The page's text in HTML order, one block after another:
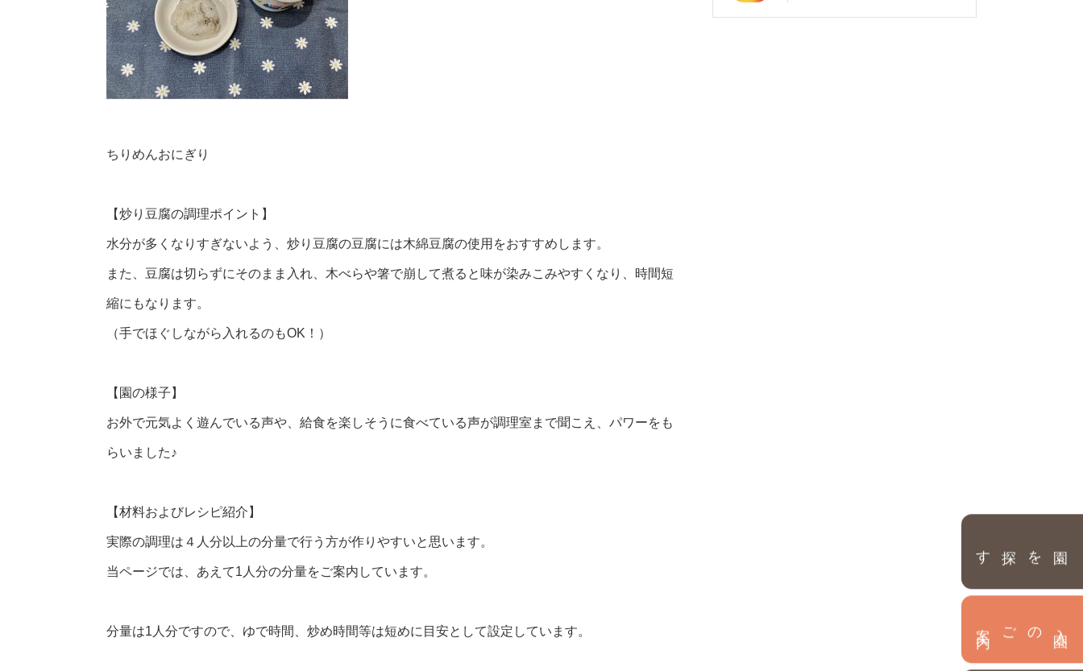
園を探す
ちりめんおにぎり
【炒り豆腐の調理ポイント】
水分が多くなりすぎないよう、炒り豆腐の豆腐には木綿豆腐の使用をおすすめします。
また、豆腐は切らずにそのまま入れ、木べらや箸で崩して煮ると味が染みこみやすくなり、時間短
縮にもなります。
（手でほぐしながら入れるのもOK！）
【園の様子】
お外で元気よく遊んでいる声や、給食を楽しそうに食べている声が調理室まで聞こえ、パワーをも
らいました♪
【材料およびレシピ紹介】
実際の調理は４人分以上の分量で行う方が作りやすいと思います。
当ページでは、あえて1人分の分量をご案内しています。
分量は1人分ですので、ゆで時間、炒め時間等は短めに目安として設定しています。